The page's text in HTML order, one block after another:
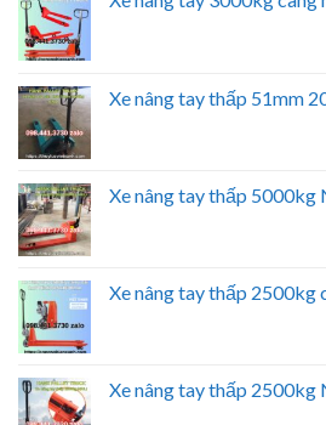
Xe nâng tay thấp 51mm
Xe nâng tay thấp 5000kg
Xe nâng tay thấp 2500kg
Xe nâng tay thấp 2500kg